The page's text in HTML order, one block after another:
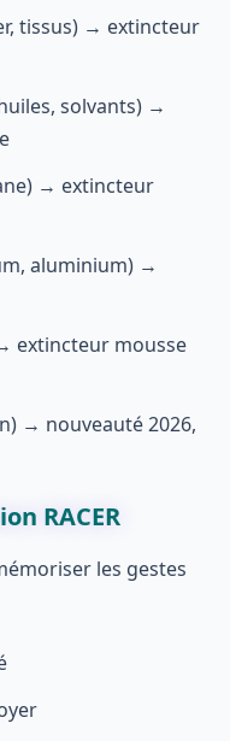
tissus) → extincteur
solvants) →
→ extincteur
aluminium) →
extincteur mousse
→ nouveauté 2026,
RACER
les gestes